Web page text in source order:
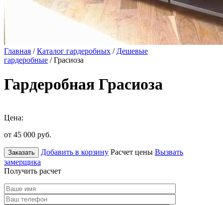
Главная /Каталог гардеробных / Дешевые
гардеробные / Грасиоза
Гардеробная Грасиоза
Цена:
от 45 000 руб.
Заказать Добавить в корзину Расчет цены Вызвать
замерщика
Получить расчет